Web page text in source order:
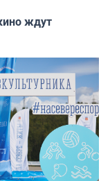
ждут